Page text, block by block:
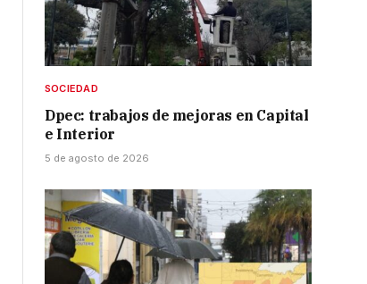
SOCIEDAD
Dpec: trabajos de mejoras en Capital
e Interior
5 de agosto de 2026